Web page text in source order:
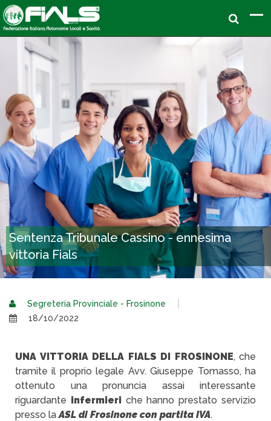
Sentenza Tribunale Cassino - ennesima
vittoria Fials
Segreteria Provinciale - Frosinone
18/10/2022
UNA VITTORIA DELLA FIALS DI FROSINONE, che
tramite il proprio legale Avv. Giuseppe Tomasso, ha
ottenuto una pronuncia assai interessante
riguardante infermieri che hanno prestato servizio
presso laASL di Frosinone con partita IVA.